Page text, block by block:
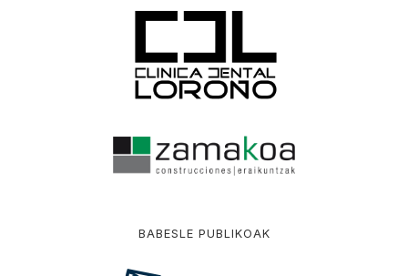
BABESLE PUBLIKOAK